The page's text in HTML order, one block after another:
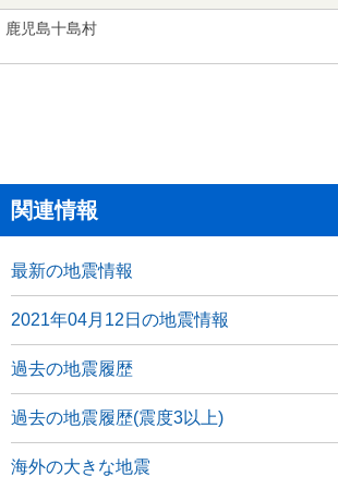
鹿児島十島村
関連情報
最新の地震情報
2021年04月12日の地震情報
過去の地震履歴
過去の地震履歴(震度3以上)
海外の大きな地震